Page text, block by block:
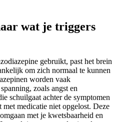
wat je triggers
gebruikt, past het brein
om zich normaal te kunnen
worden vaak
zoals angst en
schuilgaat achter de symptomen
medicatie niet opgelost. Deze
met je kwetsbaarheid en